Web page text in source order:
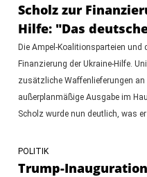
Scholz zur
Hilfe: "Das
Die Ampel-Koalitionsparteien und
Finanzierung der Ukraine-Hilfe.
zusätzliche Waffenlieferungen an
außerplanmäßige Ausgabe im
Scholz wurde nun deutlich, was
POLITIK
Trump-